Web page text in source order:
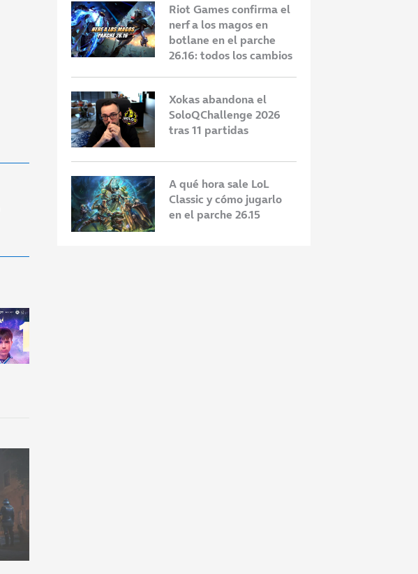
Riot Games confirma el
nerf a los magos en
botlane en el parche
26.16: todos los cambios
Xokas abandona el
SoloQChallenge 2026
tras 11 partidas
A qué hora sale LoL
Classic y cómo jugarlo
en el parche 26.15